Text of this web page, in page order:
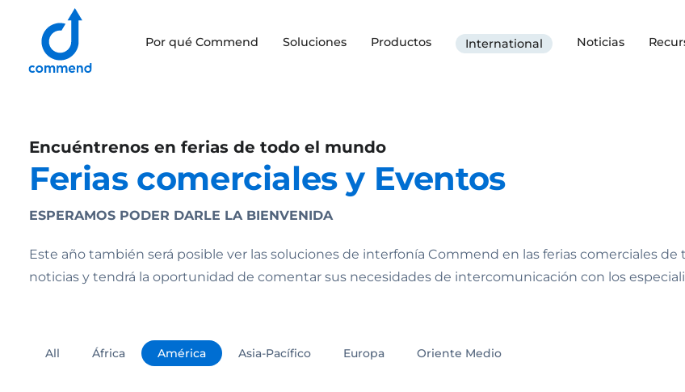
Scroll to content
Por qué Commend Soluciones Productos International Noticias
Encuéntrenos en ferias de todo el mundo
Ferias comerciales y Eventos
ESPERAMOS PODER DARLE LA BIENVENIDA
Este año también será posible ver las soluciones de interfonía Commend en las ferias comerciales
noticias y tendrá la oportunidad de comentar sus necesidades de intercomunicación con los
All África América Asia-Pacífico Europa Oriente Medio